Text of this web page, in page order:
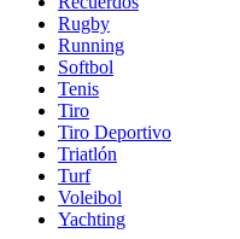
Rugby
Running
Softbol
Tenis
Tiro
Tiro Deportivo
Triatlón
Turf
Voleibol
Yachting